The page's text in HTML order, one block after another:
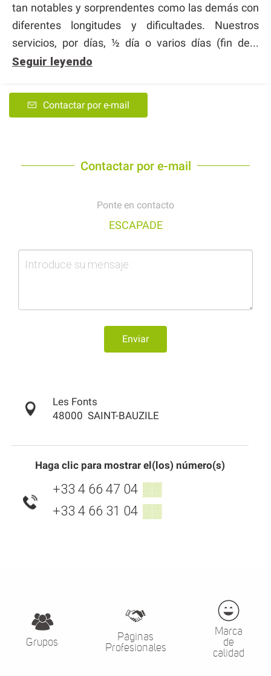
tan notables y sorprendentes como las demás con
diferentes longitudes y dificultades. Nuestros
servicios, por días, ½ día o varios días (fin de...
Seguir leyendo
Contactar por e-mail
Contactar por e-mail
Ponte en contacto
ESCAPADE
Enviar
Les Fonts
48000 SAINT-BAUZILE
Haga clic para mostrar el(los) número(s)
+33 4 66 47 04 ▒▒
+33 4 66 31 04 ▒▒
Grupos
Páginas
Profesionales
Marca
de
calidad